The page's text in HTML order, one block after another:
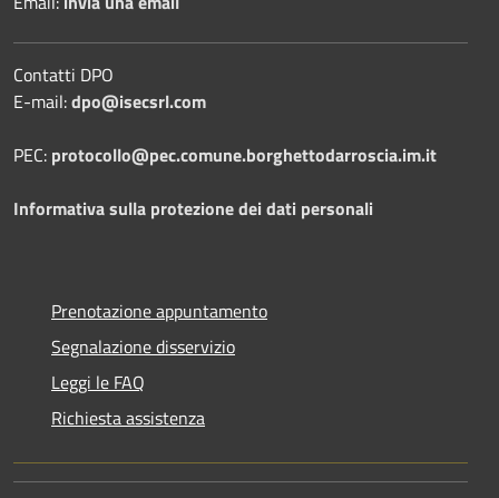
Contatti DPO
E-mail:dpo@isecsrl.com
PEC: protocollo@pec.comune.borghettodarroscia.im.it
Informativa sulla protezione dei dati personali
Prenotazione appuntamento
Segnalazione disservizio
Leggi le FAQ
Richiesta assistenza